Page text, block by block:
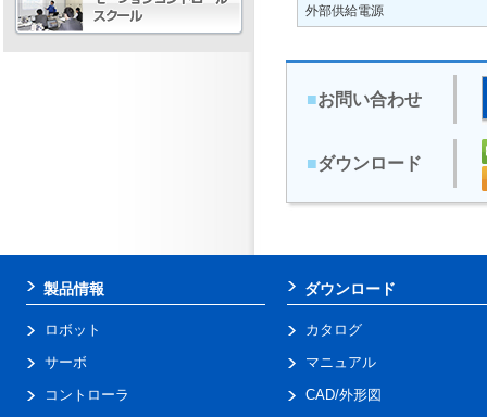
外部供給電源
■お問い合わせ
■ダウンロード
製品情報
ロボット
サーボ
コントローラ
ダウンロード
カタログ
マニュアル
CAD/外形図